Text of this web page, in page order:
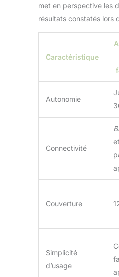
met en perspective les
résultats constatés lors
Caractéristique
Autonomie
Connectivité
Couverture
Simplicité
d’usage